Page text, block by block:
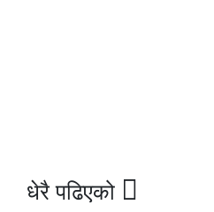
धेरै पढिएको